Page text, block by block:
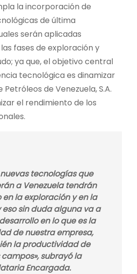
la incorporación de
de última
serán aplicadas
fases de exploración y
ya que, el objetivo central
tecnológica es dinamizar
de Venezuela, S.A.
el rendimiento de los
nuevas tecnologías que
a Venezuela tendrán
la exploración y en la
sin duda alguna va a
en lo que es la
de nuestra empresa,
la productividad de
subrayó la
Encargada.